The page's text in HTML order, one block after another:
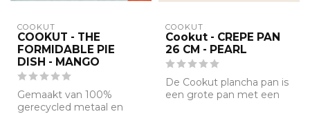
COOKUT
COOKUT - THE
FORMIDABLE PIE
DISH - MANGO
Gemaakt van 100%
gerecycled metaal en
COOKUT
Cookut - CREPE PAN
26 CM - PEARL
De Cookut plancha pan is
een grote pan met een